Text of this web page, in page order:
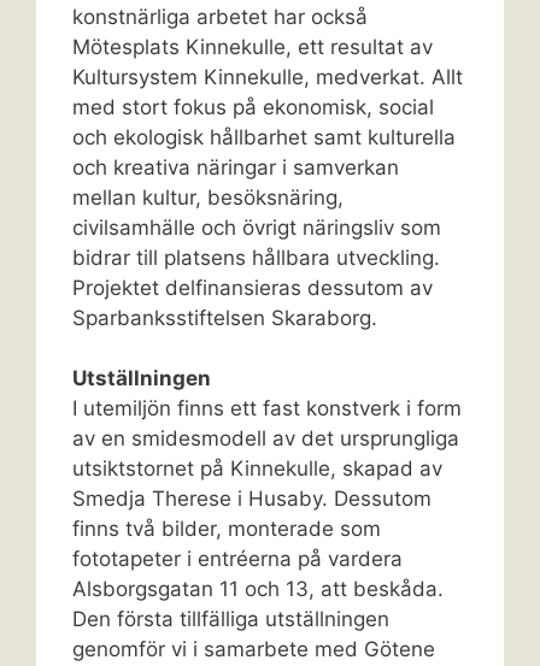
konstnärliga arbetet har också
Mötesplats Kinnekulle, ett resultat av
Kultursystem Kinnekulle, medverkat. Allt
med stort fokus på ekonomisk, social
och ekologisk hållbarhet samt kulturella
och kreativa näringar i samverkan
mellan kultur, besöksnäring,
civilsamhälle och övrigt näringsliv som
bidrar till platsens hållbara utveckling.
Projektet delfinansieras dessutom av
Sparbanksstiftelsen Skaraborg.
Utställningen
I utemiljön finns ett fast konstverk i form
av en smidesmodell av det ursprungliga
utsiktstornet på Kinnekulle, skapad av
Smedja Therese i Husaby. Dessutom
finns två bilder, monterade som
fototapeter i entréerna på vardera
Alsborgsgatan 11 och 13, att beskåda.
Den första tillfälliga utställningen
genomför vi i samarbete med Götene